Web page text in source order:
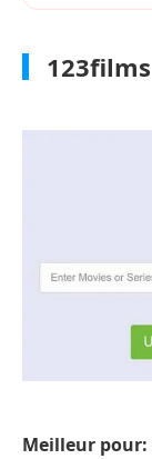
123films
Meilleur pour: